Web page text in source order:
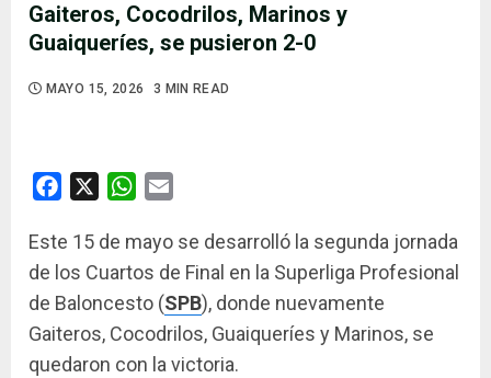
Gaiteros, Cocodrilos, Marinos y
Guaiqueríes, se pusieron 2-0
MAYO 15, 2026 3 MIN READ
Facebook WhatsApp
Este 15 de mayo se desarrolló la segunda jornada
de los Cuartos de Final en la Superliga Profesional
de Baloncesto (SPB), donde nuevamente
Gaiteros, Cocodrilos, Guaiqueríes y Marinos, se
quedaron con la victoria.